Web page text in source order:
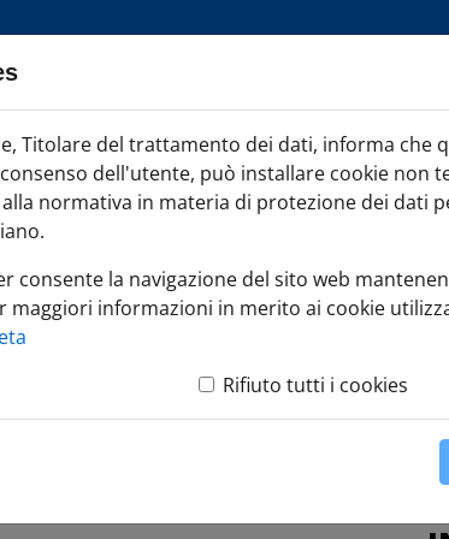
che hanno guidato Camera di
Titolare del trattamento dei dati, informa che
dell'utente, può installare cookie non
normativa in materia di protezione dei dati
consente la navigazione del sito web
maggiori informazioni in merito ai cookie
Rifiuto tutti i cookies